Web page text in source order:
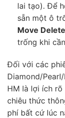
lai tạo). Để
sẵn một ô
Move
trống khi
Đối với các
Diamond/
HM là lợi ích
chiêu thức
phí bất cứ lúc